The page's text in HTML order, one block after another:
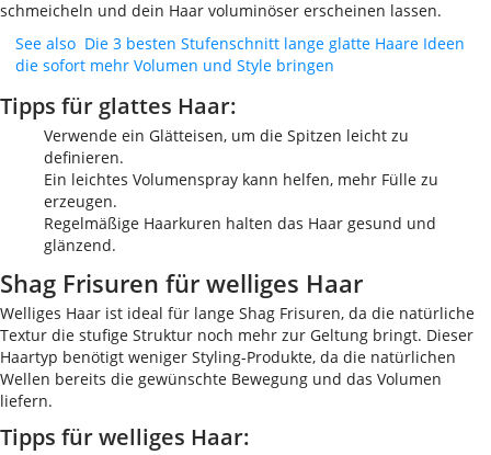
schmeicheln und dein Haar voluminöser erscheinen lassen.
See also Die 3 besten Stufenschnitt lange glatte Haare Ideen
die sofort mehr Volumen und Style bringen
Tipps für glattes Haar:
Verwende ein Glätteisen, um die Spitzen leicht zu
definieren.
Ein leichtes Volumenspray kann helfen, mehr Fülle zu
erzeugen.
Regelmäßige Haarkuren halten das Haar gesund und
glänzend.
Shag Frisuren für welliges Haar
Welliges Haar ist ideal für lange Shag Frisuren, da die natürliche
Textur die stufige Struktur noch mehr zur Geltung bringt. Dieser
Haartyp benötigt weniger Styling-Produkte, da die natürlichen
Wellen bereits die gewünschte Bewegung und das Volumen
liefern.
Tipps für welliges Haar: